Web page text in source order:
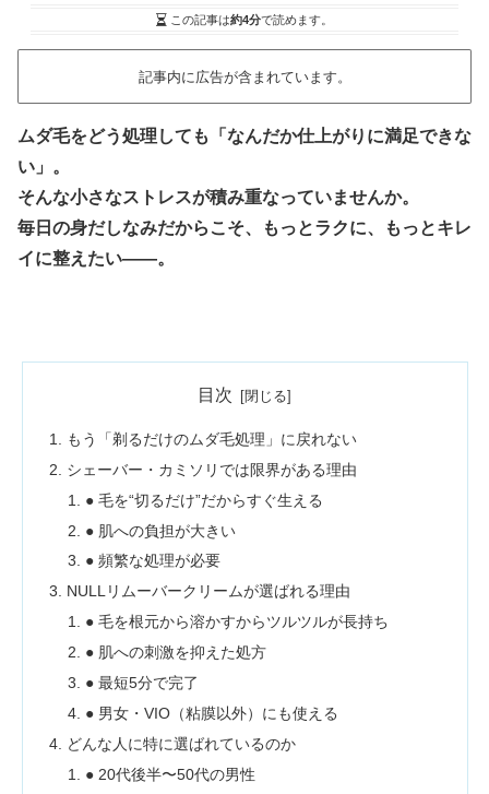
この記事は約4分で読めます。
記事内に広告が含まれています。
ムダ毛をどう処理しても「なんだか仕上がりに満足できな
い」。
そんな小さなストレスが積み重なっていませんか。
毎日の身だしなみだからこそ、もっとラクに、もっとキレ
イに整えたい——。
目次
もう「剃るだけのムダ毛処理」に戻れない
シェーバー・カミソリでは限界がある理由
● 毛を“切るだけ”だからすぐ生える
● 肌への負担が大きい
● 頻繁な処理が必要
NULLリムーバークリームが選ばれる理由
● 毛を根元から溶かすからツルツルが長持ち
● 肌への刺激を抑えた処方
● 最短5分で完了
● 男女・VIO（粘膜以外）にも使える
どんな人に特に選ばれているのか
● 20代後半〜50代の男性